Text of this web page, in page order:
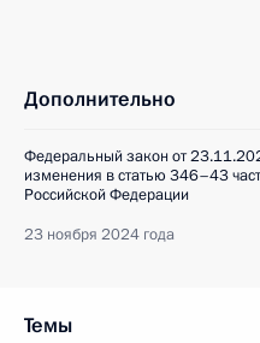
Дополнительно
Федеральный закон от
изменения в статью 346–43
Российской Федерации
23 ноября 2024 года
Темы